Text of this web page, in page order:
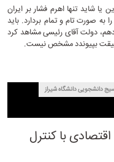
یا شاید تنها اهرم فشار بر ایران
به صورت تام و تمام بردارد. باید
دولت آقای رئیسی مشاهد کرد
حقیقت بپیوندد مشخص نیست.
دانشجویی دانشگاه شیراز
با کنترل